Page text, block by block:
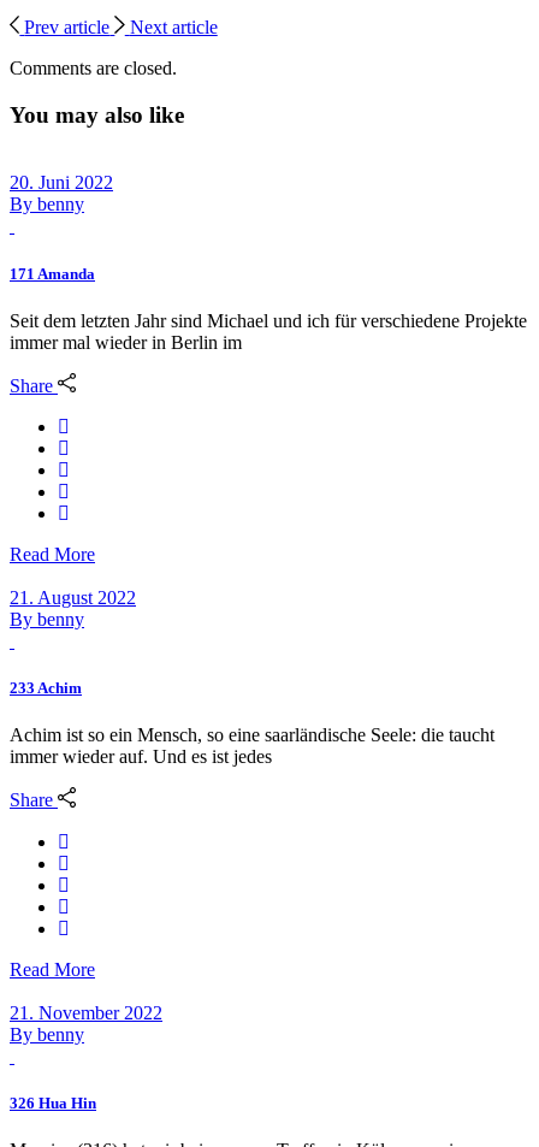
Prev article
Next article
Comments are closed.
You may also like
20. Juni 2022
By benny
171 Amanda
Seit dem letzten Jahr sind Michael und ich für verschiedene Projekte
immer mal wieder in Berlin im
Share
Read More
21. August 2022
By benny
233 Achim
Achim ist so ein Mensch, so eine saarländische Seele: die taucht
immer wieder auf. Und es ist jedes
Share
Read More
21. November 2022
By benny
326 Hua Hin